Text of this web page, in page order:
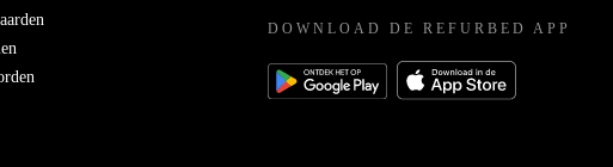
dus.
DOWNLOAD DE REFURBED APP